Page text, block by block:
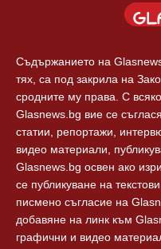
Съдържанието на
тях, са под закрила на
сродните му права. С
Glasnews.bg вие се
статии, репортажи,
видео материали,
Glasnews.bg освен ако
се публикуване на
писмено съгласие на
добавяне на линк към
графични и видео